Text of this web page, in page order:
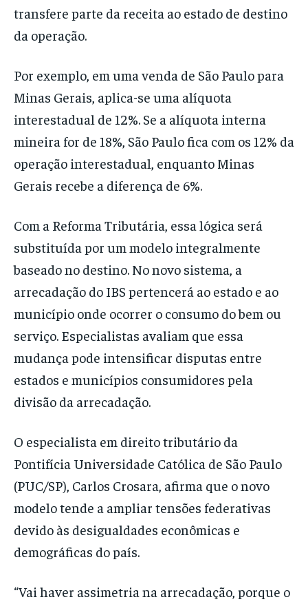
transfere parte da receita ao estado de destino
da operação.
Por exemplo, em uma venda de São Paulo para
Minas Gerais, aplica-se uma alíquota
interestadual de 12%. Se a alíquota interna
mineira for de 18%, São Paulo fica com os 12% da
operação interestadual, enquanto Minas
Gerais recebe a diferença de 6%.
Com a Reforma Tributária, essa lógica será
substituída por um modelo integralmente
baseado no destino. No novo sistema, a
arrecadação do IBS pertencerá ao estado e ao
município onde ocorrer o consumo do bem ou
serviço. Especialistas avaliam que essa
mudança pode intensificar disputas entre
estados e municípios consumidores pela
divisão da arrecadação.
O especialista em direito tributário da
Pontifícia Universidade Católica de São Paulo
(PUC/SP), Carlos Crosara, afirma que o novo
modelo tende a ampliar tensões federativas
devido às desigualdades econômicas e
demográficas do país.
“Vai haver assimetria na arrecadação, porque o